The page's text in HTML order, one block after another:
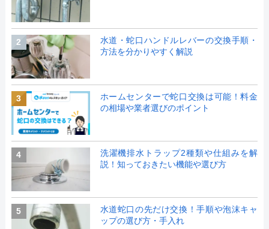
2
水道・蛇口ハンドルレバーの交換手順・
方法を分かりやすく解説
3
ホームセンターで蛇口交換は可能！料金
の相場や業者選びのポイント
4
洗濯機排水トラップ2種類や仕組みを解
説！知っておきたい機能や選び方
5
水道蛇口の先だけ交換！手順や泡沫キャ
ップの選び方・手入れ